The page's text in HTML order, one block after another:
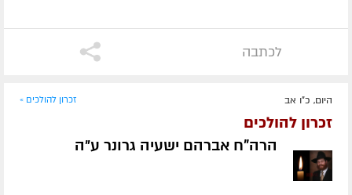
לכתבה
היום, כ"ו אב זכרון להולכים »
זכרון להולכים
הרה"ח אברהם ישעיה גרונר ע״ה